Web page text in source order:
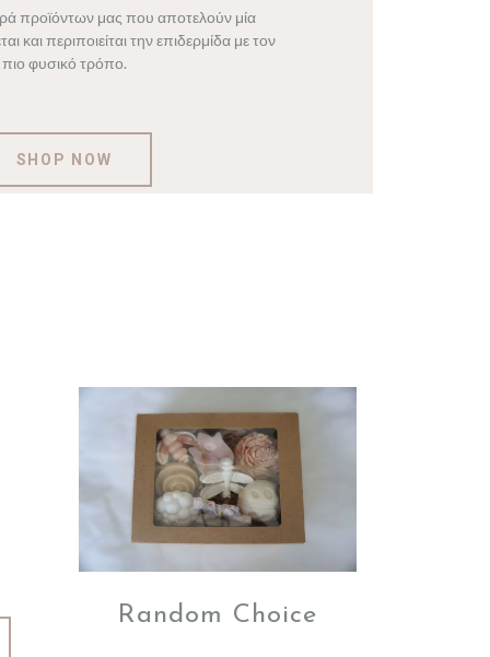
προϊόντων μας που αποτελούν μία
και περιποιείται την επιδερμίδα με τον
πιο φυσικό τρόπο.
SHOP NOW
Random Choice